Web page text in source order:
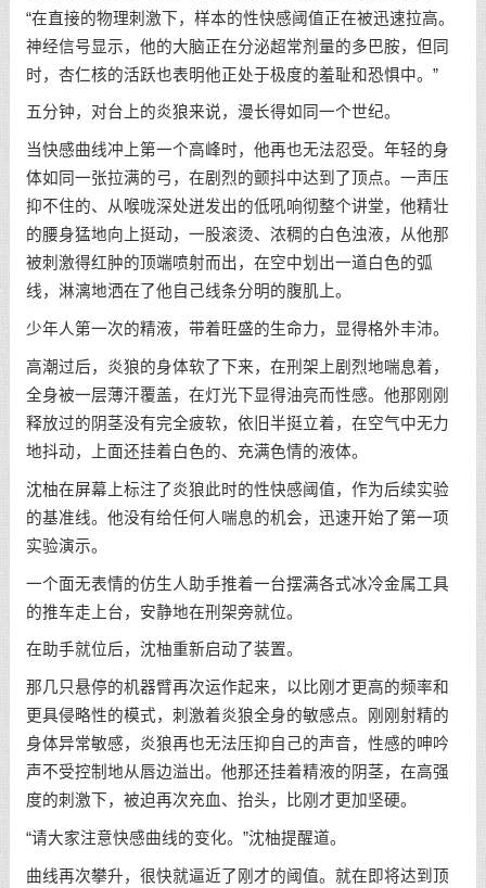
“在直接的物理刺激下，样本的性快感阈值正在被迅速拉高。
神经信号显示，他的大脑正在分泌超常剂量的多巴胺，但同
时，杏仁核的活跃也表明他正处于极度的羞耻和恐惧中。”
五分钟，对台上的炎狼来说，漫长得如同一个世纪。
当快感曲线冲上第一个高峰时，他再也无法忍受。年轻的身
体如同一张拉满的弓，在剧烈的颤抖中达到了顶点。一声压
抑不住的、从喉咙深处迸发出的低吼响彻整个讲堂，他精壮
的腰身猛地向上挺动，一股滚烫、浓稠的白色浊液，从他那
被刺激得红肿的顶端喷射而出，在空中划出一道白色的弧
线，淋漓地洒在了他自己线条分明的腹肌上。
少年人第一次的精液，带着旺盛的生命力，显得格外丰沛。
高潮过后，炎狼的身体软了下来，在刑架上剧烈地喘息着，
全身被一层薄汗覆盖，在灯光下显得油亮而性感。他那刚刚
释放过的阴茎没有完全疲软，依旧半挺立着，在空气中无力
地抖动，上面还挂着白色的、充满色情的液体。
沈柚在屏幕上标注了炎狼此时的性快感阈值，作为后续实验
的基准线。他没有给任何人喘息的机会，迅速开始了第一项
实验演示。
一个面无表情的仿生人助手推着一台摆满各式冰冷金属工具
的推车走上台，安静地在刑架旁就位。
在助手就位后，沈柚重新启动了装置。
那几只悬停的机器臂再次运作起来，以比刚才更高的频率和
更具侵略性的模式，刺激着炎狼全身的敏感点。刚刚射精的
身体异常敏感，炎狼再也无法压抑自己的声音，性感的呻吟
声不受控制地从唇边溢出。他那还挂着精液的阴茎，在高强
度的刺激下，被迫再次充血、抬头，比刚才更加坚硬。
“请大家注意快感曲线的变化。”沈柚提醒道。
曲线再次攀升，很快就逼近了刚才的阈值。就在即将达到顶